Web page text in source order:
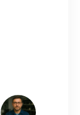
–
без